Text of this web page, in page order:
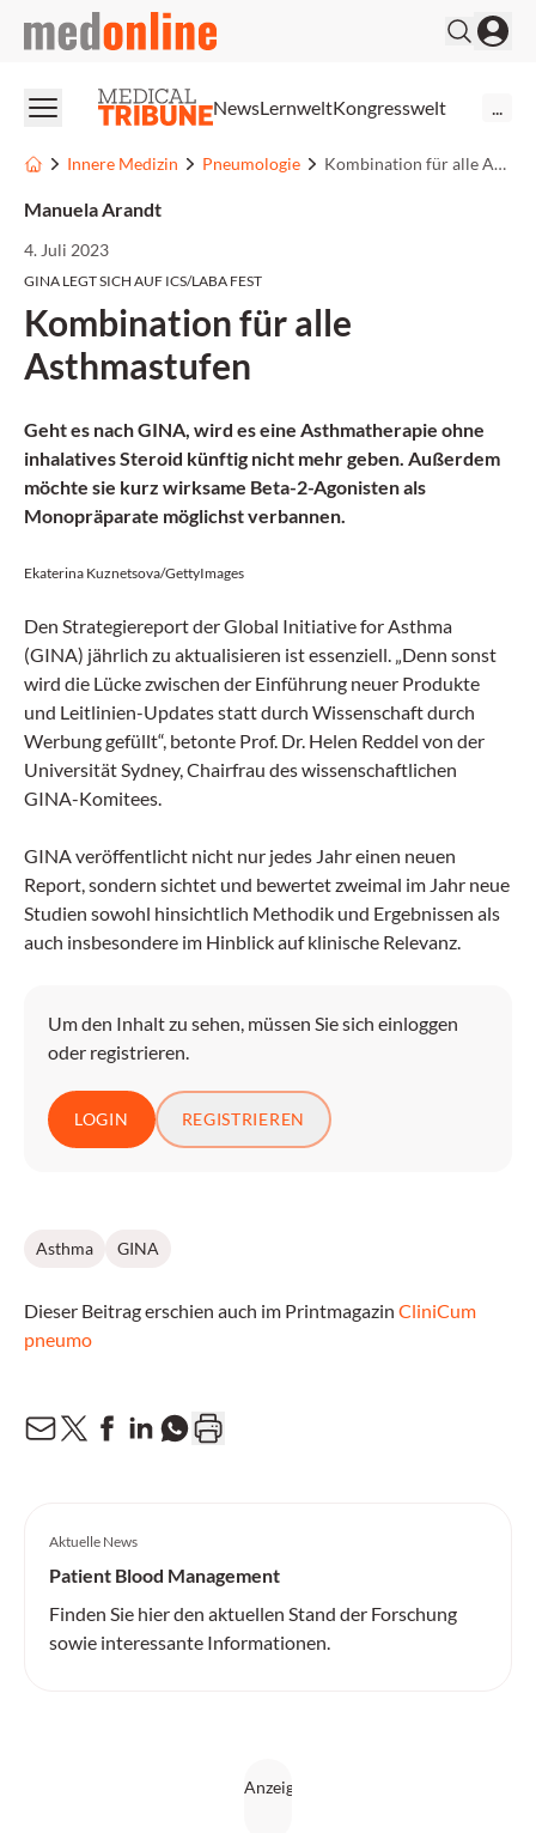
medonline
NewsLernweltKongresswelt
Innere Medizin Pneumologie Kombination für alle Asthmastufen
Manuela Arandt
4. Juli 2023
GINA LEGT SICH AUF ICS/LABA FEST
Kombination für alle
Asthmastufen
Geht es nach GINA, wird es eine Asthmatherapie ohne
inhalatives Steroid künftig nicht mehr geben. Außerdem
möchte sie kurz wirksame Beta-2-Agonisten als
Monopräparate möglichst verbannen.
Ekaterina Kuznetsova/GettyImages
Den Strategiereport der Global Initiative for Asthma
(GINA) jährlich zu aktualisieren ist essenziell. „Denn sonst
wird die Lücke zwischen der Einführung neuer Produkte
und Leitlinien-Updates statt durch Wissenschaft durch
Werbung gefüllt“, betonte Prof. Dr. Helen Reddel von der
Universität Sydney, Chairfrau des wissenschaftlichen
GINA-Komitees.
GINA veröffentlicht nicht nur jedes Jahr einen neuen
Report, sondern sichtet und bewertet zweimal im Jahr neue
Studien sowohl hinsichtlich Methodik und Ergebnissen als
auch insbesondere im Hinblick auf klinische Relevanz.
Um den Inhalt zu sehen, müssen Sie sich einloggen
oder registrieren.
LOGIN REGISTRIEREN
Asthma GINA
Dieser Beitrag erschien auch im Printmagazin CliniCum
pneumo
Aktuelle News
Patient Blood Management
Finden Sie hier den aktuellen Stand der Forschung
sowie interessante Informationen.